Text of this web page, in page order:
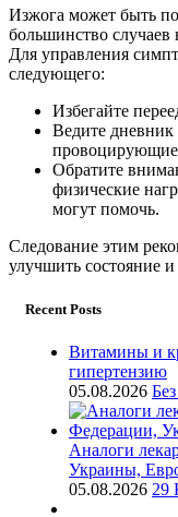
Изжога может быть
большинство случаев
Для управления
следующего:
Избегайте
Ведите
Обратите
физические
могут помочь.
Следование этим
улучшить состояние
Recent Posts
Витамины и
гипертензию
05.08.2026
Аналоги
Украины,
05.08.2026 29